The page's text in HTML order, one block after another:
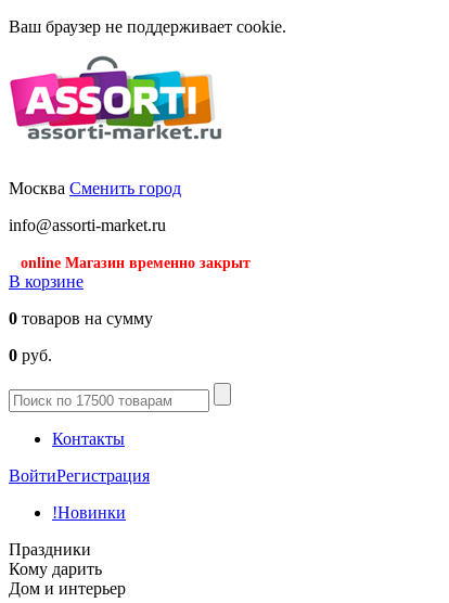
Ваш браузер не поддерживает cookie.
Москва Сменить город
info@assorti-market.ru
online Магазин временно закрыт
В корзине
0 товаров на сумму
0 руб.
Контакты
ВойтиРегистрация
!Новинки
Праздники
Кому дарить
Дом и интерьер